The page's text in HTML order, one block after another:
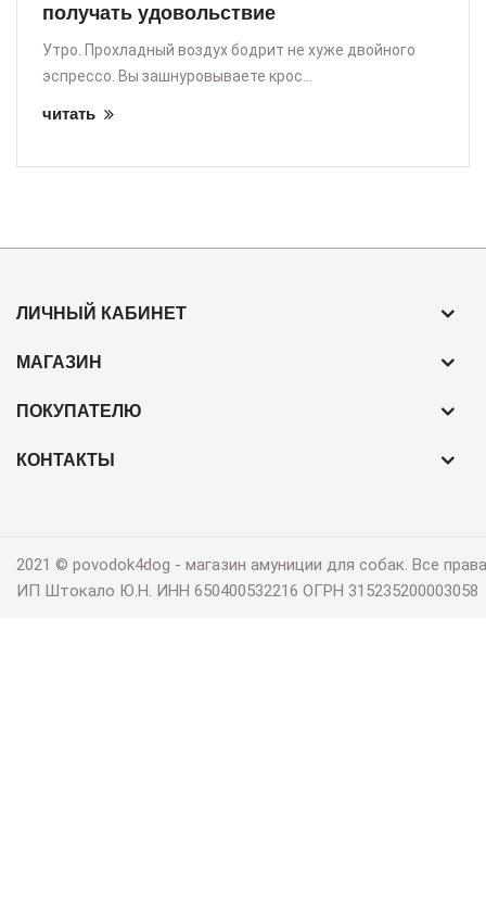
получать удовольствие
Утро. Прохладный воздух бодрит не хуже двойного
эспрессо. Вы зашнуровываете крос...
читать
ЛИЧНЫЙ КАБИНЕТ
МАГАЗИН
ПОКУПАТЕЛЮ
КОНТАКТЫ
2021 © povodok4dog ‐ магазин амуниции для собак. Все
ИП Штокало Ю.Н. ИНН 650400532216 ОГРН 315235200003058